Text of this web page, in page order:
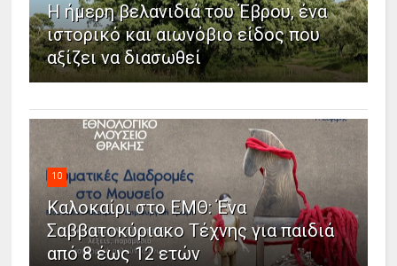
Η ήμερη βελανιδιά του Έβρου, ένα
ιστορικό και αιωνόβιο είδος που
αξίζει να διασωθεί
10
Καλοκαίρι στο ΕΜΘ: Ένα
Σαββατοκύριακο Τέχνης για παιδιά
από 8 έως 12 ετών